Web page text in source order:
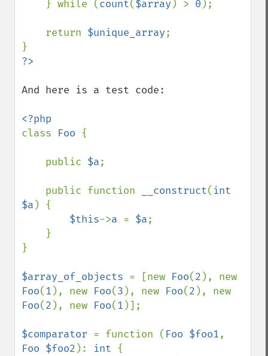
    } while (
count( $array ) > 0 );
    return
$unique_array;
And here is a test code:
class Foo {
    public
$a;
    public function
__construct( int
$a ) {
$this->a = $a;
}
$array_of_objects = [new Foo(2
Foo(1 ), new Foo(3 ), new Foo(2
Foo(2 ), new Foo(1 )];
$comparator = function ( Foo $foo1
Foo $foo2 ): int {